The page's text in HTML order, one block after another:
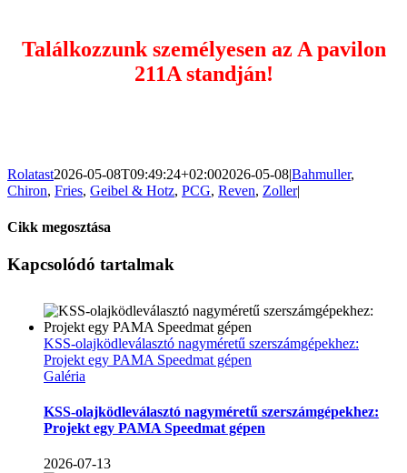
Találkozzunk személyesen az A pavilon
211A standján!
Rolatast2026-05-08T09:49:24+02:002026-05-08|Bahmuller,
Chiron, Fries, Geibel & Hotz, PCG, Reven, Zoller|
Cikk megosztása
Facebook
Twitter
LinkedIn
Kapcsolódó tartalmak
KSS-olajködleválasztó nagyméretű szerszámgépekhez:
Projekt egy PAMA Speedmat gépen
Galéria
KSS-olajködleválasztó nagyméretű szerszámgépekhez:
Projekt egy PAMA Speedmat gépen
2026-07-13